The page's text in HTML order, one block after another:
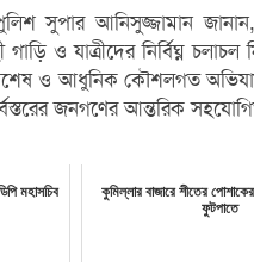
সুপার আনিসুজ্জামান
গাড়ি ও যাত্রীদের নির্বিঘ্ন
ও আধুনিক কৌশলগত
জনগণের আন্তরিক
মহাসচিব
কুমিল্লার বাজারে শীতের
ফুটপাতে